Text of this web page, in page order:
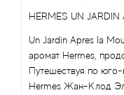
HERMES UN
Un Jardin Apres la
аромат Hermes,
Путешествуя по
Hermes Жан-Клод
Antonio Puig
Antonio Visconti
Aquolina